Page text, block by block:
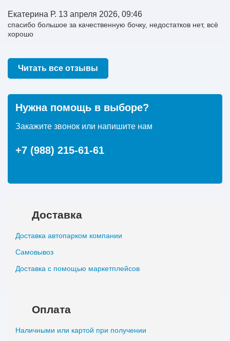
Екатерина Р. 13 апреля 2026, 09:46
спасибо большое за качественную бочку, недостатков нет, всё
хорошо
Читать все отзывы
Нужна помощь в выборе?
Закажите звонок или напишите нам
+7 (988) 215-61-61
Доставка
Доставка автопарком компании
Самовывоз
Доставка с помощью маркетплейсов
Оплата
Наличными или картой при получении